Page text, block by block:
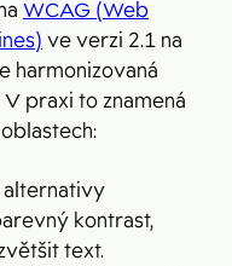
WCAG (Web
ve verzi 2.1 na
harmonizovaná
praxi to znamená
kontrast,
text.